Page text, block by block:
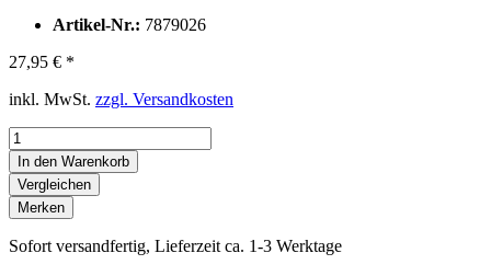
Artikel-Nr.: 7879026
27,95 € *
inkl. MwSt. zzgl. Versandkosten
In den Warenkorb
Vergleichen
Merken
Sofort versandfertig, Lieferzeit ca. 1-3 Werktage